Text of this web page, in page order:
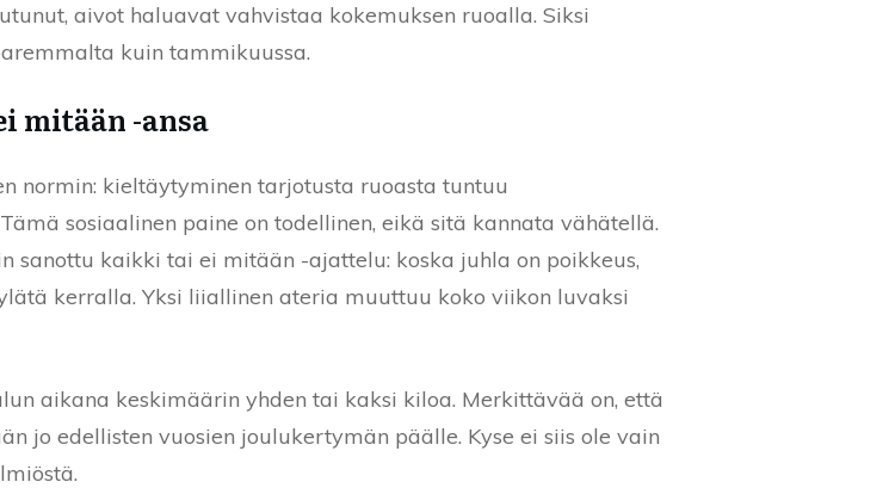
aivot haluavat vahvistaa kokemuksen ruoalla. Siksi
kuin tammikuussa.
mitään -ansa
normin: kieltäytyminen tarjotusta ruoasta tuntuu
sosiaalinen paine on todellinen, eikä sitä kannata vähätellä.
sanottu kaikki tai ei mitään -ajattelu: koska juhla on poikkeus,
kerralla. Yksi liiallinen ateria muuttuu koko viikon luvaksi
aikana keskimäärin yhden tai kaksi kiloa. Merkittävää on, että
jo edellisten vuosien joulukertymän päälle. Kyse ei siis ole vain